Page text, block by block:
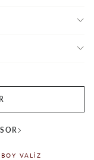
VALIZ